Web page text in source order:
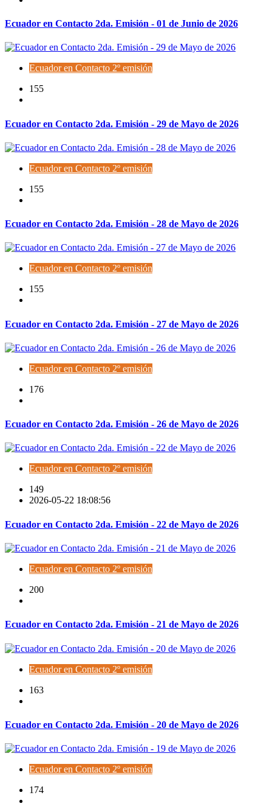
Ecuador en Contacto 2da. Emisión - 01 de Junio de 2026
Ecuador en Contacto 2º emisión
155
Ecuador en Contacto 2da. Emisión - 29 de Mayo de 2026
Ecuador en Contacto 2º emisión
155
Ecuador en Contacto 2da. Emisión - 28 de Mayo de 2026
Ecuador en Contacto 2º emisión
155
Ecuador en Contacto 2da. Emisión - 27 de Mayo de 2026
Ecuador en Contacto 2º emisión
176
Ecuador en Contacto 2da. Emisión - 26 de Mayo de 2026
Ecuador en Contacto 2º emisión
149
2026-05-22 18:08:56
Ecuador en Contacto 2da. Emisión - 22 de Mayo de 2026
Ecuador en Contacto 2º emisión
200
Ecuador en Contacto 2da. Emisión - 21 de Mayo de 2026
Ecuador en Contacto 2º emisión
163
Ecuador en Contacto 2da. Emisión - 20 de Mayo de 2026
Ecuador en Contacto 2º emisión
174